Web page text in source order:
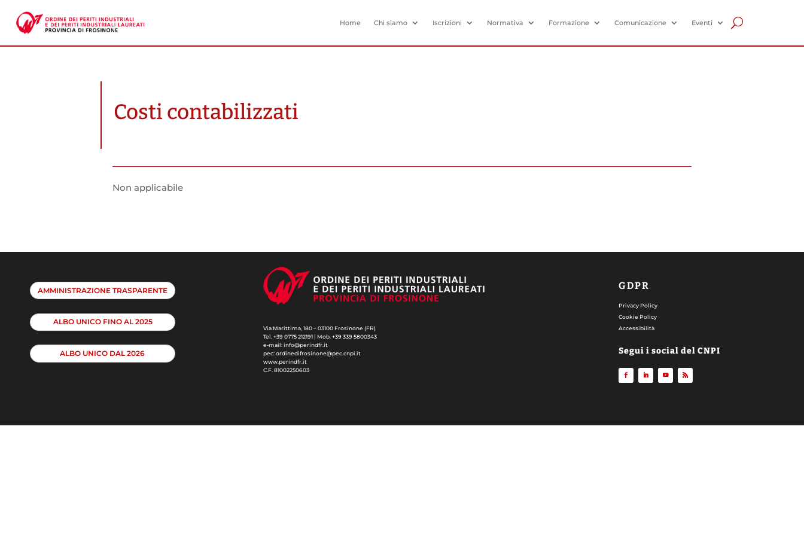
Home Chi siamo Iscrizioni Normativa Formazione Comunicazione Eventi
Costi contabilizzati
Non applicabile
AMMINISTRAZIONE TRASPARENTE
ALBO UNICO FINO AL 2025
ALBO UNICO DAL 2026
Via Marittima, 180 – 03100 Frosinone (FR)
Tel. +39 0775 212191 | Mob. +39 339 5800343
e-mail: info@perindfr.it
pec: ordinedifrosinone@pec.cnpi.it
www.perindfr.it
C.F. 81002250603
GDPR
Privacy Policy
Cookie Policy
Accessibilità
Segui i social del CNPI